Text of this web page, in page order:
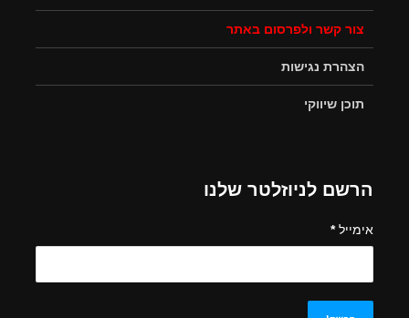
צור קשר ולפרסום באתר
הצהרת נגישות
תוכן שיווקי
הרשם לניוזלטר שלנו
אימייל*